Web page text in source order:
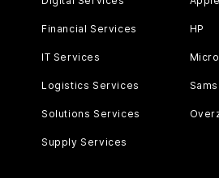
Financial Services
IT Services
Logistics Services
Solutions Services
Supply Services
HP